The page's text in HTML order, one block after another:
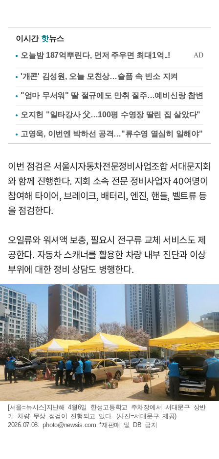
이시간 핫뉴스
'개콘' 김성원, 오늘 모친상…슬픔 속 빈소 지켜
"엄마 무서워" 딸 절규에도 만취 질주…예비신랑 참변
오지헌 "일타강사 父…100평 수영장 딸린 집 살았다"
고영욱, 이번엔 박하선 공격…"류수영 열심히 일해야"
이번 점검은 서울시자동차전문정비사업조합 서대문지회
와 함께 진행한다. 지회 소속 전문 정비사업자 40여명이
참여해 타이어, 브레이크, 배터리, 엔진, 핸들, 벨트류 등
을 점검한다.
오일류와 워셔액 보충, 필요시 전구류 교체 서비스도 제
공한다. 자동차 스캐너를 활용한 차량 내부 진단과 이상
부위에 대한 정비 상담도 병행한다.
[서울=뉴시스]지난해 4월6일 한성고등학교 주차장에서 서대문구 상반
기 차량 무상 점검이 진행되고 있다. (사진=서대문구 제공)
2026.07.08.photo@newsis.com *재판매 및 DB 금지